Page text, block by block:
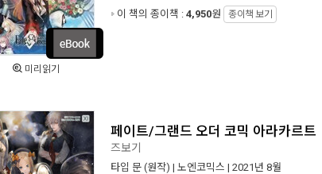
미리읽기
이 책의 종이책 : 4,950원 종이책 보기
페이트/그랜드 오더 코믹 아라카르트
즈보기
타입 문 (원작) | 노엔코믹스 | 2021년 8월